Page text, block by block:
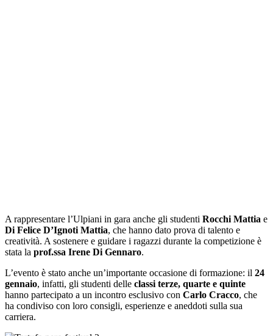
A rappresentare l’Ulpiani in gara anche gli studenti Rocchi Mattia e
Di Felice D’Ignoti Mattia, che hanno dato prova di talento e
creatività. A sostenere e guidare i ragazzi durante la competizione è
stata la prof.ssa Irene Di Gennaro.
L’evento è stato anche un’importante occasione di formazione: il 24
gennaio, infatti, gli studenti delle classi terze, quarte e quinte
hanno partecipato a un incontro esclusivo con Carlo Cracco, che
ha condiviso con loro consigli, esperienze e aneddoti sulla sua
carriera.